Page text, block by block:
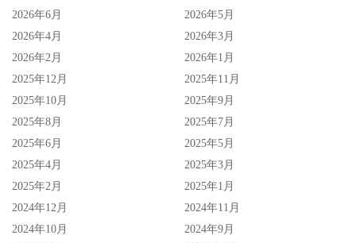
2026年6月
2026年5月
2026年4月
2026年3月
2026年2月
2026年1月
2025年12月
2025年11月
2025年10月
2025年9月
2025年8月
2025年7月
2025年6月
2025年5月
2025年4月
2025年3月
2025年2月
2025年1月
2024年12月
2024年11月
2024年10月
2024年9月